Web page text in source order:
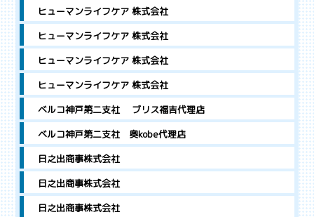
ヒューマンライフケア 株式会社
ヒューマンライフケア 株式会社
ヒューマンライフケア 株式会社
ヒューマンライフケア 株式会社
ベルコ神戸第二支社 ブリス福吉代理店
ベルコ神戸第二支社 奥kobe代理店
日之出商事株式会社
日之出商事株式会社
日之出商事株式会社